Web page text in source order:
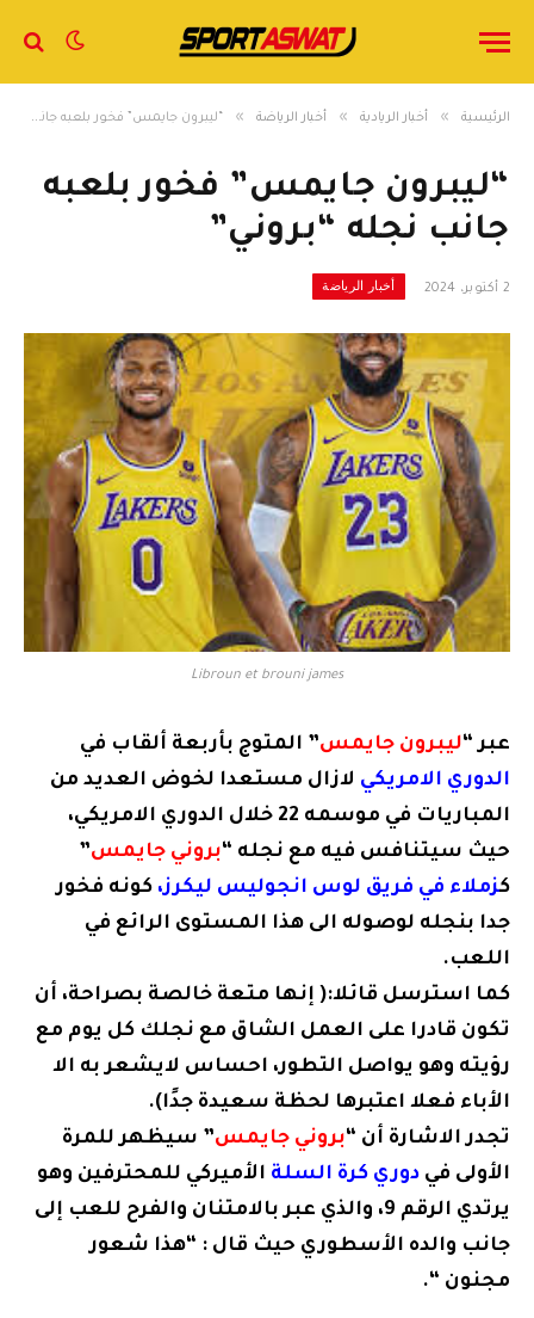
الرئيسية » أخبار الريادية » أخبار الرياضة » “ليبرون جايمس” فخور بلعبه جانب نجله “بروني”
“ليبرون جايمس” فخور بلعبه
جانب نجله “بروني”
2 أكتوبر، 2024 أخبار الرياضة
Libroun et brouni james
عبر “ليبرون جايمس” المتوج بأربعة ألقاب في
الدوري الامريكي لازال مستعدا لخوض العديد من
المباريات في موسمه 22 خلال الدوري الامريكي،
حيث سيتنافس فيه مع نجله “بروني جايمس”
كزملاء في فريق ​لوس انجوليس ليكرز، كونه فخور
جدا بنجله لوصوله الى هذا المستوى الرائع في
اللعب.
كما استرسل قائلا:( إنها متعة خالصة بصراحة، أن
تكون قادرا على العمل الشاق مع نجلك كل يوم مع
رؤيته وهو يواصل التطور، احساس لايشعر به الا
الأباء فعلا اعتبرها لحظة سعيدة جدًا).
تجدر الاشارة أن “بروني جايمس” سيظهر للمرة
الأولى في دوري كرة السلة الأميركي للمحترفين وهو
يرتدي الرقم 9، والذي عبر بالامتنان والفرح للعب إلى
جانب والده الأسطوري حيث قال : “هذا شعور
مجنون “.